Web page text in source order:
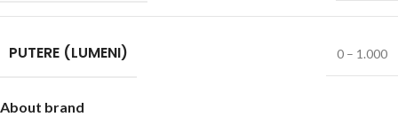
PUTERE (LUMENI) 0 – 1.000
About brand